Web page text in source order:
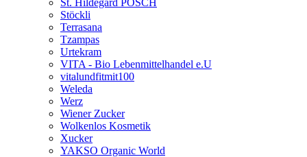
St. Hildegard POSCH
Stöckli
Terrasana
Tzampas
Urtekram
VITA - Bio Lebenmittelhandel e.U
vitalundfitmit100
Weleda
Werz
Wiener Zucker
Wolkenlos Kosmetik
Xucker
YAKSO Organic World